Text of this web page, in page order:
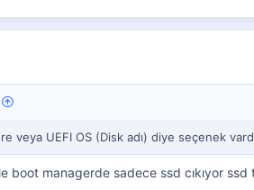
veya UEFI OS (Disk adı) diye seçenek
boot managerde sadece ssd cıkıyor ssd